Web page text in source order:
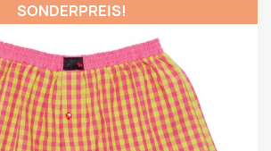
SONDERPREIS!